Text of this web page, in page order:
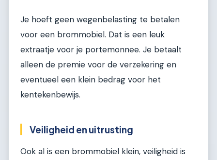
Je hoeft geen wegenbelasting te betalen
voor een brommobiel. Dat is een leuk
extraatje voor je portemonnee. Je betaalt
alleen de premie voor de verzekering en
eventueel een klein bedrag voor het
kentekenbewijs.
Veiligheid en uitrusting
Ook al is een brommobiel klein, veiligheid is